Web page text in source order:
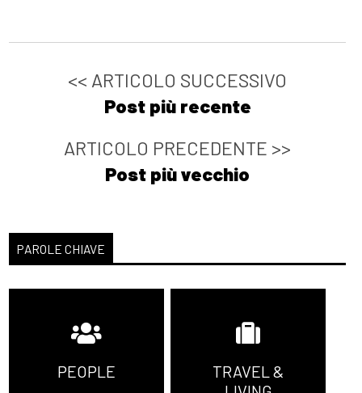
<< ARTICOLO SUCCESSIVO
Post più recente
ARTICOLO PRECEDENTE >>
Post più vecchio
PAROLE CHIAVE
PEOPLE
TRAVEL &